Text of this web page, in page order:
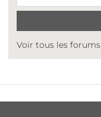
Voir tous les forums